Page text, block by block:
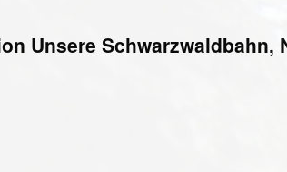
Unsere Schwarzwaldbahn,